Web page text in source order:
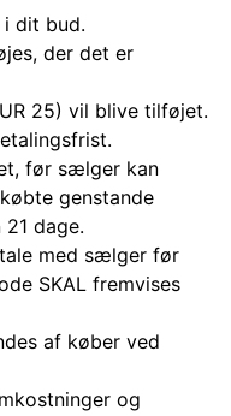
i dit bud.
der det er
25) vil blive tilføjet.
før sælger kan
genstande
dage.
med sælger før
SKAL fremvises
af køber ved
og